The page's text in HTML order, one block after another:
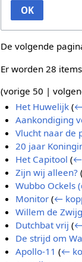
OK
De volgende
Er worden 28
(vorige 50 |
Het Huwelijk (
Aankondiging
Vlucht naar de
20 jaar
Het Capitool (←
Zijn wij alleen? (
Wubbo Ockels
Monitor (←
Willem de
Dutchbat vrij (
De strijd om
Apollo-11 (←